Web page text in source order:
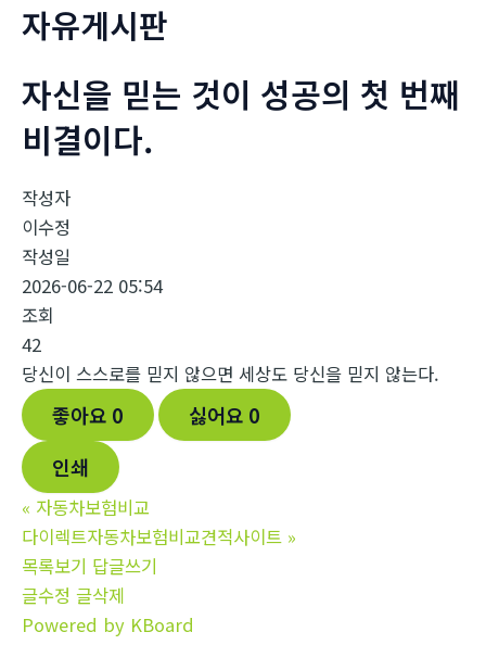
자유게시판
자신을 믿는 것이 성공의 첫 번째
비결이다.
작성자
이수정
작성일
2026-06-22 05:54
조회
42
당신이 스스로를 믿지 않으면 세상도 당신을 믿지 않는다.
좋아요 0 싫어요 0
인쇄
« 자동차보험비교
다이렉트자동차보험비교견적사이트 »
목록보기 답글쓰기
글수정 글삭제
Powered by KBoard